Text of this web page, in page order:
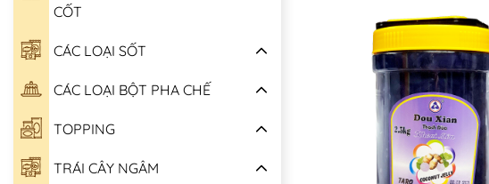
CỐT
CÁC LOẠI SỐT
CÁC LOẠI BỘT PHA CHẾ
TOPPING
TRÁI CÂY NGÂM